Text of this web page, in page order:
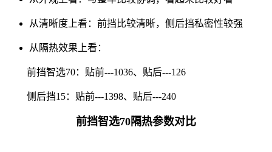
从清晰度上看：前挡比较清晰，侧后挡私密性较强
从隔热效果上看：
前挡智选70：贴前---1036、贴后---126
侧后挡15：贴前---1398、贴后---240
前挡智选70隔热参数对比